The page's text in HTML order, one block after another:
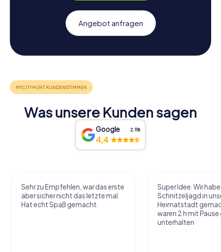
Angebot anfragen
Was unsere Kunden sagen
Google 2.118
4,4
Sehr zu Empfehlen, war das erste
aber sicher nicht das letzte mal.
Hat echt Spaß gemacht.
Super Idee. Wir
Schnitzeljagd in
Heimatstadt
waren 2 h mit
unterhalten